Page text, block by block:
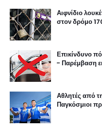
Αιφνίδιο
στον δρόμο
Επικίνδυνο
- Παρέμβαση
Αθλητές από
Παγκόσμιοι